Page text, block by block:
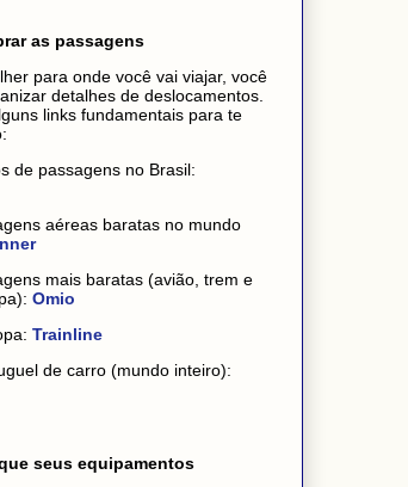
as passagens
para onde você vai viajar, você
detalhes de deslocamentos.
links fundamentais para te
de passagens no Brasil:
aéreas baratas no mundo
mais baratas (avião, trem e
Omio
Trainline
de carro (mundo inteiro):
seus equipamentos